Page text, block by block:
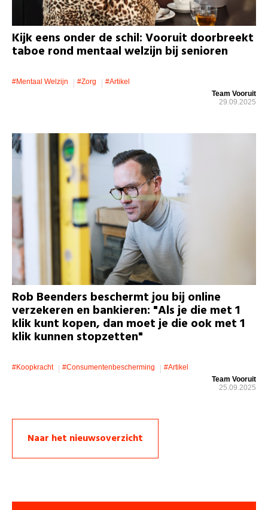
Kijk eens onder de schil: Vooruit doorbreekt
taboe rond mentaal welzijn bij senioren
#mentaal Welzijn #zorg
#artikel
Team Vooruit
29.09.2025
Rob Beenders beschermt jou bij online
verzekeren en bankieren: "Als je die met 1
klik kunt kopen, dan moet je die ook met 1
klik kunnen stopzetten"
#koopkracht #consumentenbescherming
#artikel
Team Vooruit
25.09.2025
Naar het nieuwsoverzicht